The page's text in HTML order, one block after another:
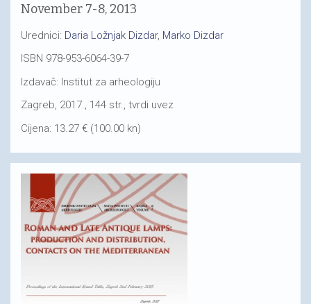
November 7-8, 2013
Urednici: Daria Ložnjak Dizdar, Marko Dizdar
ISBN 978-953-6064-39-7
Izdavač: Institut za arheologiju
Zagreb, 2017., 144 str., tvrdi uvez
Cijena: 13.27 € (100.00 kn)